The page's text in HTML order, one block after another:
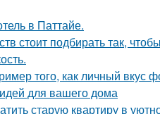
в Паттайе.
стоит подбирать так,
того, как личный вкус
для вашего дома
старую квартиру в